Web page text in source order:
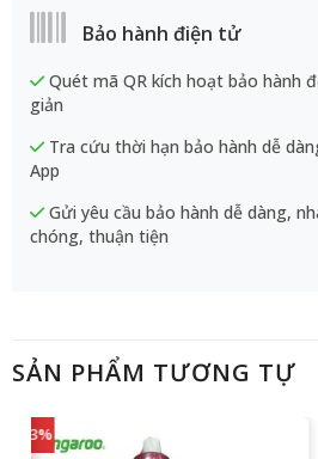
Bảo hành điện tử
Quét mã QR kích hoạt bảo hành
giản
Tra cứu thời hạn bảo hành dễ
App
Gửi yêu cầu bảo hành dễ dàng,
chóng, thuận tiện
SẢN PHẨM TƯƠNG TỰ
-63%